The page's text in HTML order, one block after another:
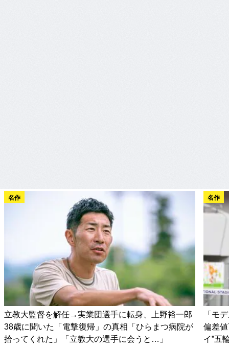
名作
立教大監督を解任→実業団選手に転身、上野裕一郎
38歳に聞いた「電撃復帰」の真相「ひらまつ病院が
拾ってくれた」「立教大の選手に会うと…」
名作
「モ
偏差
イ”五